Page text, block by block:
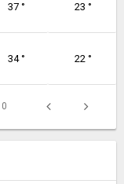
37 ° 23 °
34 ° 22 °